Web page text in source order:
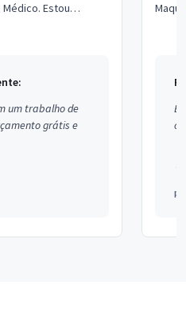
Estou
um trabalho de
grátis e